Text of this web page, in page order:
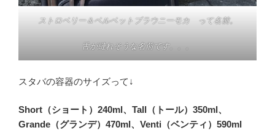
ストロベリー＆ベルベットブラウニーモカ って名前。
舌が縺れそうな名前です。。。
スタバの容器のサイズって↓
Short（ショート）240ml、Tall（トール）350ml、
Grande（グランデ）470ml、Venti（ベンティ）590ml